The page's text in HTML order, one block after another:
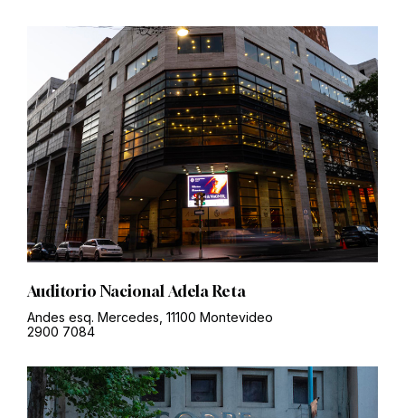
Auditorio Nacional Adela Reta
Andes esq. Mercedes, 11100 Montevideo
2900 7084